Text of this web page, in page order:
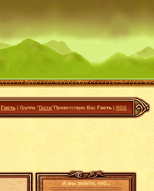
Гость | Группа "Гости"Приветствую Вас Гость | RSS
А вы знаете, что..